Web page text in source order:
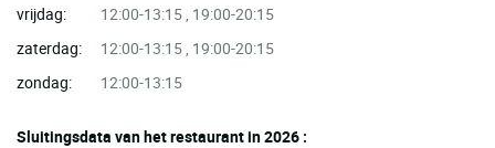
vrijdag:
12:00-13:15 , 19:00-20:15
zaterdag:
12:00-13:15 , 19:00-20:15
zondag:
12:00-13:15
Sluitingsdata van het restaurant in 2026 :